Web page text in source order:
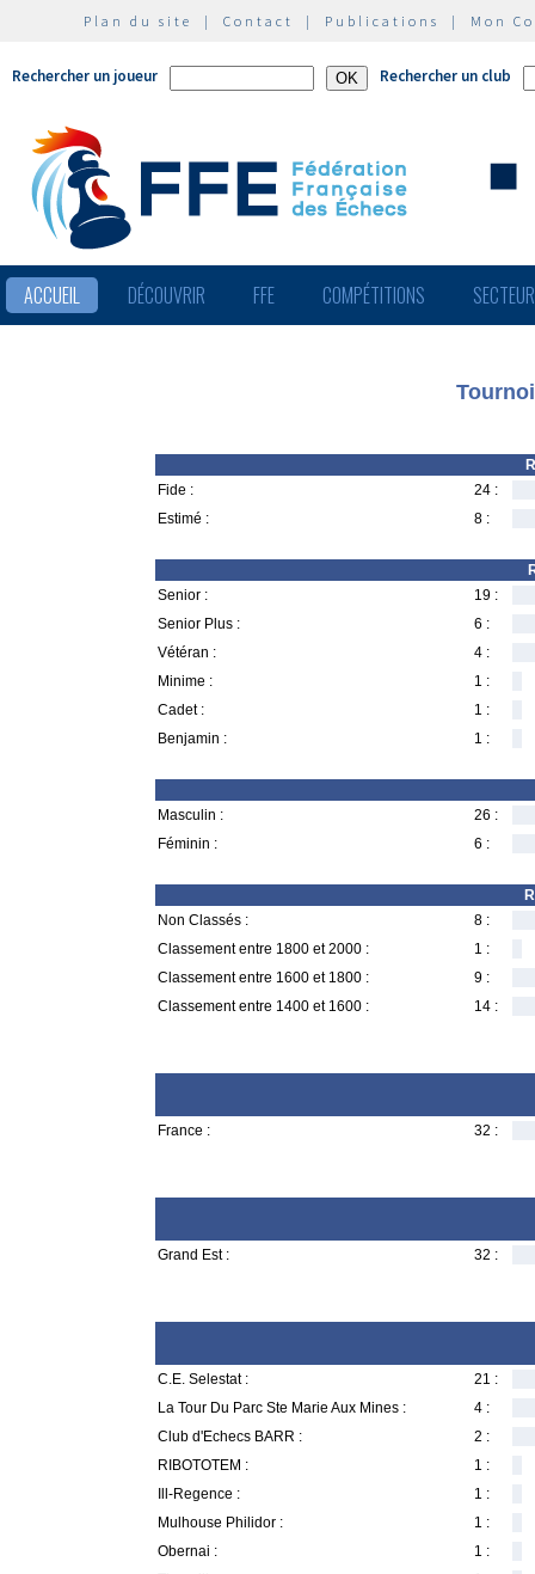
Plan du site | Contact | Publications | Mon
Rechercher un joueur Rechercher un club
ACCUEIL DÉCOUVRIR FFE COMPÉTITIONS
Fide :
24 :
Estimé :
8 :
Senior :
19 :
Senior Plus :
6 :
Vétéran :
4 :
Minime :
1 :
Cadet :
1 :
Benjamin :
1 :
Masculin :
26 :
Féminin :
6 :
Non Classés :
8 :
Classement entre 1800 et 2000 :
1 :
Classement entre 1600 et 1800 :
9 :
Classement entre 1400 et 1600 :
14 :
France : 32 :
Grand Est : 32 :
C.E. Selestat :
21 :
La Tour Du Parc Ste Marie Aux Mines :
4 :
Club d'Echecs BARR :
2 :
RIBOTOTEM :
1 :
Ill-Regence :
1 :
Mulhouse Philidor :
1 :
Obernai :
1 :